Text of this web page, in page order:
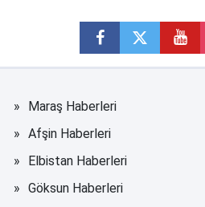
Maraş Haberleri
Afşin Haberleri
Elbistan Haberleri
Göksun Haberleri